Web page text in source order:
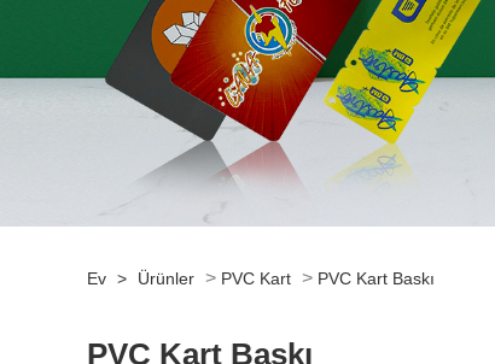
Ev > Ürünler > PVC Kart > PVC Kart Baskı
PVC Kart Baskı